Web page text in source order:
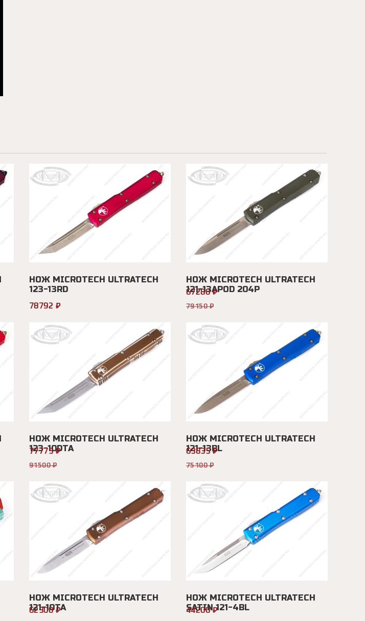
НОЖ MICROTECH ULTRATECH
123-13RD
78792 ₽
НОЖ MICROTECH ULTRATECH
121-13APOD 204P
67280 ₽
79150 ₽
НОЖ MICROTECH ULTRATECH
123-10DTA
77775 ₽
91500 ₽
НОЖ MICROTECH ULTRATECH
121-13BL
63835 ₽
75100 ₽
НОЖ MICROTECH ULTRATECH
121-10TA
62300 ₽
НОЖ MICROTECH ULTRATECH
SATIN 121-4BL
44200 ₽